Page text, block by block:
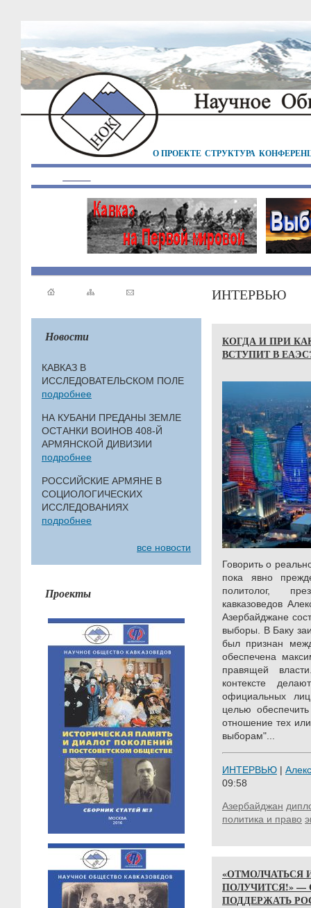
О ПРОЕКТЕ СТРУКТУРА
Новости
КАВКАЗ В
ИССЛЕДОВАТЕЛЬСКОМ ПОЛЕ
подробнее
НА КУБАНИ ПРЕДАНЫ ЗЕМЛЕ
ОСТАНКИ ВОИНОВ 408-Й
АРМЯНСКОЙ ДИВИЗИИ
подробнее
РОССИЙСКИЕ АРМЯНЕ В
СОЦИОЛОГИЧЕСКИХ
ИССЛЕДОВАНИЯХ
подробнее
все новости
Проекты
ИНТЕРВЬЮ
КОГДА И ПРИ
ВСТУПИТ В
Говорить о
пока явно
политолог,
кавказоведов
Азербайджане
выборы. В Баку
был признан
обеспечена
правящей
контексте
официальных
целью
отношение тех
выборам"...
ИНТЕРВЬЮ |
09:58
Азербайджан
политика и право
«ОТМОЛЧАТЬСЯ
ПОЛУЧИТСЯ!» —
ПОДДЕРЖАТЬ